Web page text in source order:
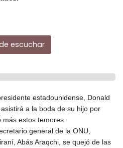
escuchar
estadounidense, Donald
a la boda de su hijo por
estos temores.
general de la ONU,
Abás Araqchi, se quejó de las